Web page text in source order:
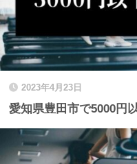
2023年4月23日
愛知県豊田市で5000円